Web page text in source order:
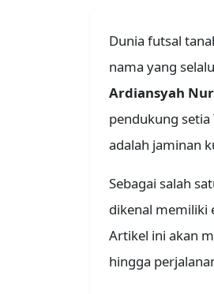
Dunia futsal
nama yang
Ardiansyah Nur
pendukung
adalah jaminan
Sebagai salah
dikenal memiliki
Artikel ini akan
hingga